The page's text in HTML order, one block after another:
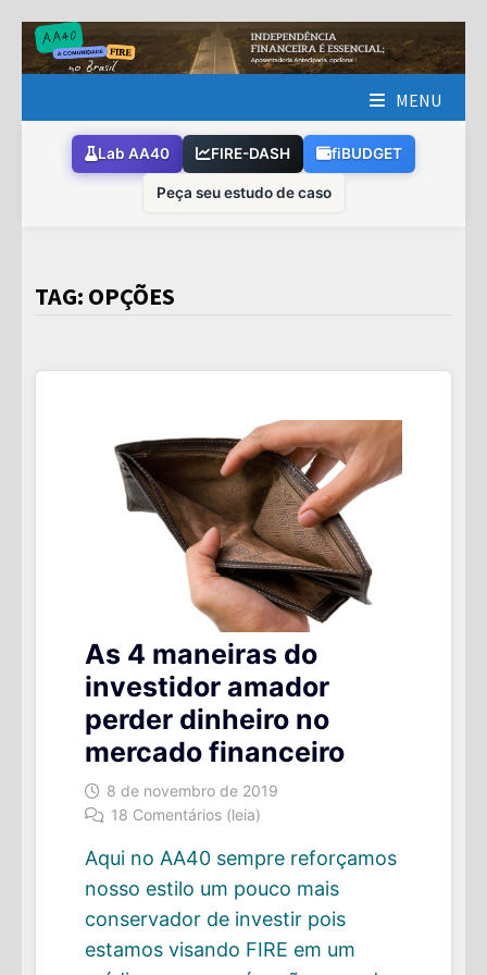
Skip
to
MENU
Lab AA40 FIRE-DASH fiBUDGET
Peça seu estudo de caso
TAG: OPÇÕES
As 4 maneiras do
investidor amador
perder dinheiro no
mercado financeiro
8 de novembro de 2019
18 Comentários (leia)
Aqui no AA40 sempre reforçamos
nosso estilo um pouco mais
conservador de investir pois
estamos visando FIRE em um